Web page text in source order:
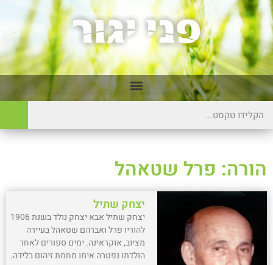
הורה: פרל שטאהל
יצחק שתיל
יצחק שתיל אבא יצחק נולד בשנת 1906
להוריו פרל ואברהם שטאהל בעיירה
מציוב, אוקראינה. ימים ספורים לאחר
הולדתו נפטרה אימו מחמת זיהום בלידה.